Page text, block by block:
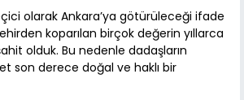
olarak Ankara’ya götürüleceği ifade
koparılan birçok değerin yıllarca
olduk. Bu nedenle dadaşların
son derece doğal ve haklı bir